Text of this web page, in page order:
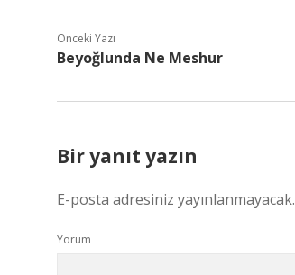
Önceki Yazı
Beyoğlunda Ne Meshur
Bir yanıt yazın
E-posta adresiniz yayınlanmayacak.
Yorum